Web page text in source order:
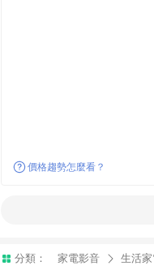
價格趨勢怎麼看？
分類： 家電影音 生活